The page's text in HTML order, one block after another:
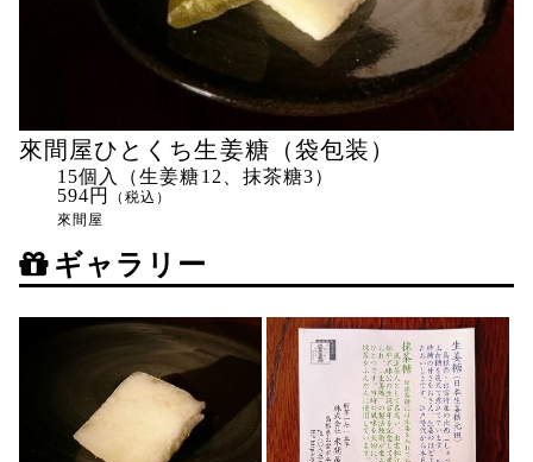
來間屋ひとくち生姜糖（袋包装）
15個入（生姜糖12、抹茶糖3）
594円
（税込）
來間屋
ギャラリー